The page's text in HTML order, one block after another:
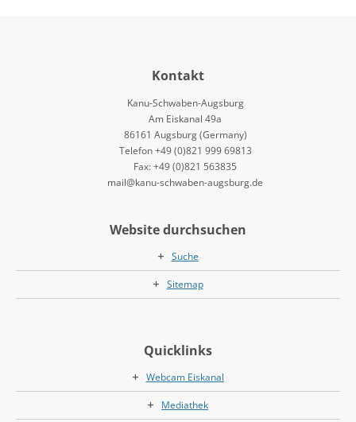
Kontakt
Kanu-Schwaben-Augsburg
Am Eiskanal 49a
86161 Augsburg (Germany)
Telefon +49 (0)821 999 69813
Fax: +49 (0)821 563835
mail@kanu-schwaben-augsburg.de
Website durchsuchen
Suche
Sitemap
Quicklinks
Webcam Eiskanal
Mediathek